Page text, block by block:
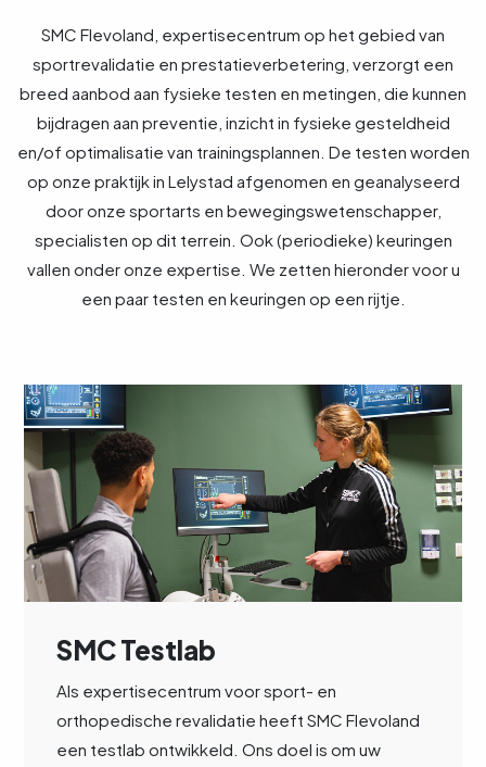
SMC Flevoland, expertisecentrum op het gebied van
sportrevalidatie en prestatieverbetering, verzorgt een
breed aanbod aan fysieke testen en metingen, die kunnen
bijdragen aan preventie, inzicht in fysieke gesteldheid
en/of optimalisatie van trainingsplannen. De testen worden
op onze praktijk in Lelystad afgenomen en geanalyseerd
door onze sportarts en bewegingswetenschapper,
specialisten op dit terrein. Ook (periodieke) keuringen
vallen onder onze expertise. We zetten hieronder voor u
een paar testen en keuringen op een rijtje.
SMC Testlab
Als expertisecentrum voor sport- en
orthopedische revalidatie heeft SMC Flevoland
een testlab ontwikkeld. Ons doel is om uw